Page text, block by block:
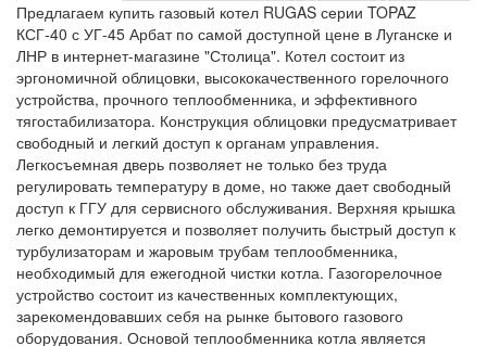
Предлагаем купить газовый котел RUGAS серии TOPAZ
КСГ-40 с УГ-45 Арбат по самой доступной цене в Луганске и
ЛНР в интернет-магазине "Столица". Котел состоит из
эргономичной облицовки, высококачественного горелочного
устройства, прочного теплообменника, и эффективного
тягостабилизатора. Конструкция облицовки предусматривает
свободный и легкий доступ к органам управления.
Легкосъемная дверь позволяет не только без труда
регулировать температуру в доме, но также дает свободный
доступ к ГГУ для сервисного обслуживания. Верхняя крышка
легко демонтируется и позволяет получить быстрый доступ к
турбулизаторам и жаровым трубам теплообменника,
необходимый для ежегодной чистки котла. Газогорелочное
устройство состоит из качественных комплектующих,
зарекомендовавших себя на рынке бытового газового
оборудования. Основой теплообменника котла является